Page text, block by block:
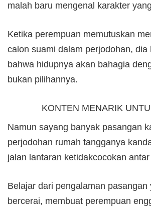
malah baru mengenal karakter
Ketika perempuan memutuskan
calon suami dalam perjodohan, dia
bahwa hidupnya akan bahagia
bukan pilihannya.
KONTEN MENARIK
Namun sayang banyak pasangan
perjodohan rumah tangganya
jalan lantaran ketidakcocokan
Belajar dari pengalaman pasangan
bercerai, membuat perempuan